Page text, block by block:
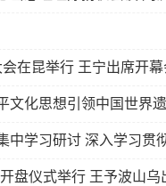
在昆举行 王宁出席开
化思想引领中国世界
中学习研讨 深入学习
盘仪式举行 王予波山乌